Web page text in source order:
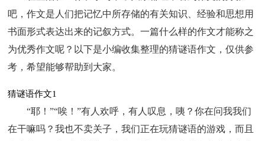
吧，作文是人们把记忆中所存储的有关知识、经验和思想用
书面形式表达出来的记叙方式。一篇什么样的作文才能称之
为优秀作文呢？以下是小编收集整理的猜谜语作文，仅供参
考，希望能够帮助到大家。
猜谜语作文1
“耶！”“唉！”有人欢呼，有人叹息，咦？你在问我我们
在干嘛吗？我也不卖关子，我们正在玩猜谜语的游戏，而且